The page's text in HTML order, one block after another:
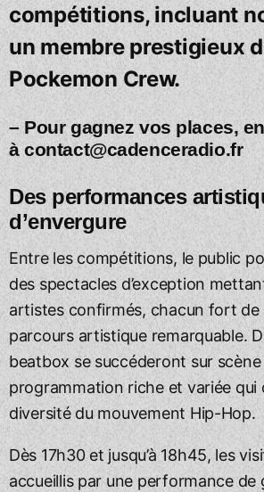
compétitions, incluant
un membre prestigieux
Pockemon Crew.
– Pour gagnez vos places,
àcontact@cadenceradio.fr
Des performances
d’envergure
Entre les compétitions, le public
des spectacles d’exception
artistes confirmés, chacun fort de
parcours artistique remarquable.
beatbox se succéderont sur
programmation riche et variée qui
diversité du mouvement Hip-Hop.
Dès 17h30 et jusqu’à 18h45, les
accueillis par une performance